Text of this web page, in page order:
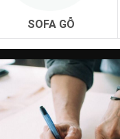
SOFA GỖ